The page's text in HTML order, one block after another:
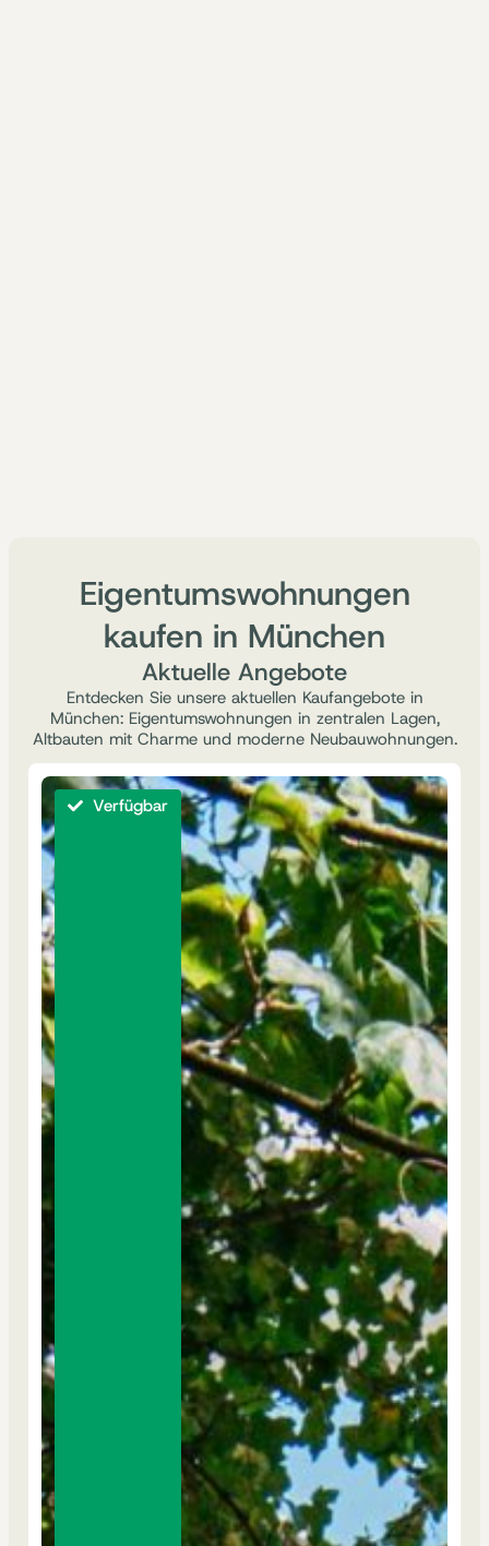
Eigentumswohnungen
kaufen in München
Aktuelle Angebote
Entdecken Sie unsere aktuellen Kaufangebote in
München: Eigentumswohnungen in zentralen Lagen,
Altbauten mit Charme und moderne Neubauwohnungen.
Verfügbar